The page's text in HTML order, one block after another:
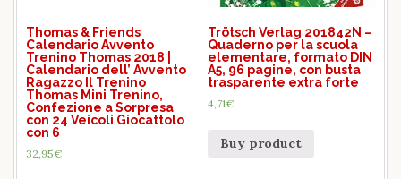
Thomas & Friends
Calendario Avvento
Trenino Thomas 2018 |
Calendario dell’ Avvento
Ragazzo Il Trenino
Thomas Mini Trenino,
Confezione a Sorpresa
con 24 Veicoli Giocattolo
con 6
32,95€
Trötsch Verlag 201842N –
Quaderno per la scuola
elementare, formato DIN
A5, 96 pagine, con busta
trasparente extra forte
4,71€
Buy product